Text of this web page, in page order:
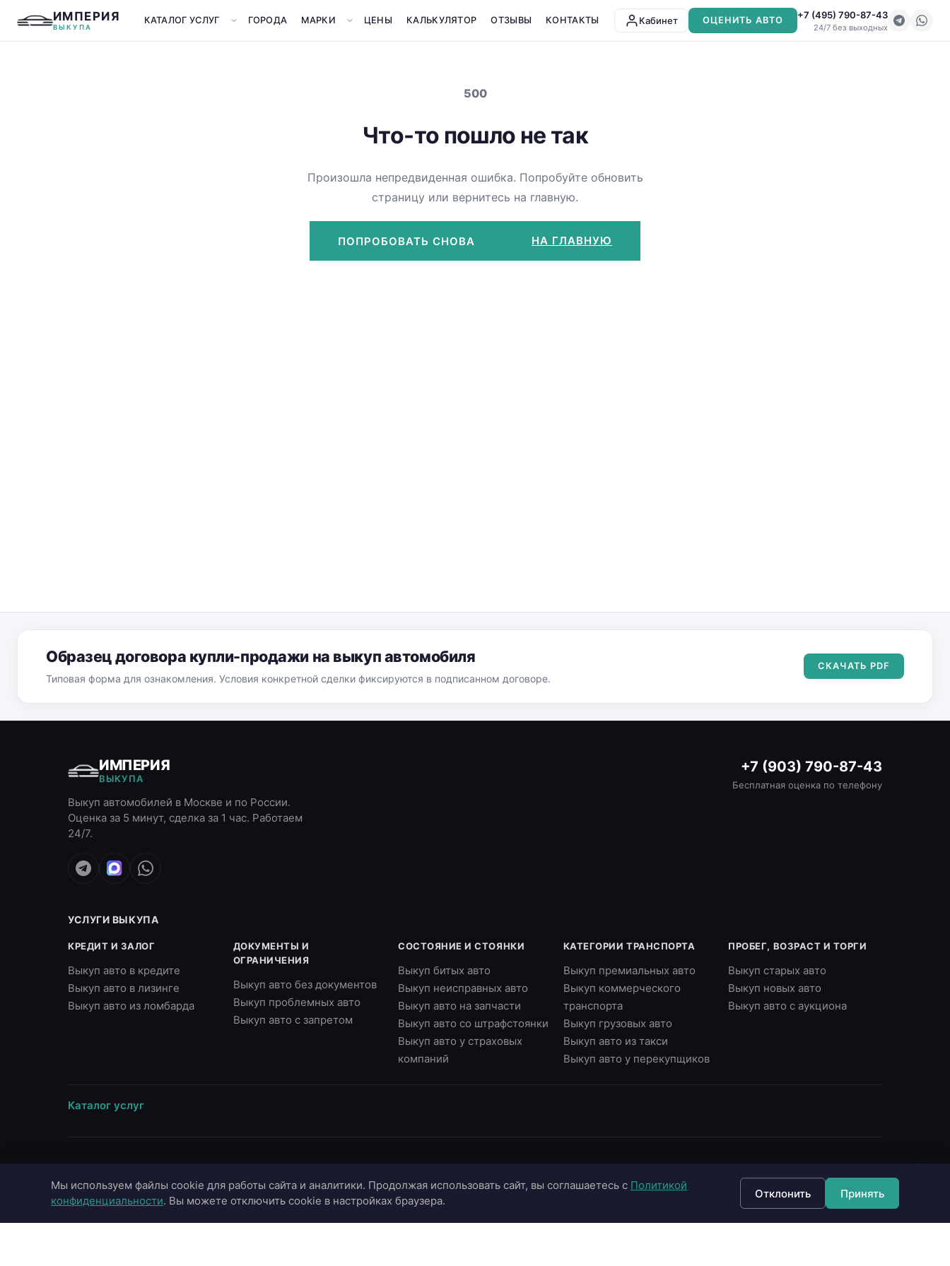
ИМПЕРИЯ
ВЫКУПА
КАТАЛОГ УСЛУГ ГОРОДА МАРКИ ЦЕНЫ КАЛЬКУЛЯТОР ОТЗЫВЫ КОНТАКТЫ Кабинет ОЦЕНИТЬ АВТО +7 (495) 790-87-43
24/7 без выходных
500
Что-то пошло не так
Произошла непредвиденная ошибка. Попробуйте обновить
страницу или вернитесь на главную.
ПОПРОБОВАТЬ СНОВА НА ГЛАВНУЮ
Образец договора купли-продажи на выкуп автомобиля
Типовая форма для ознакомления. Условия конкретной сделки фиксируются в подписанном договоре.
СКАЧАТЬ PDF
ИМПЕРИЯ
ВЫКУПА
Выкуп автомобилей в Москве и по России.
Оценка за 5 минут, сделка за 1 час. Работаем
24/7.
+7 (903) 790-87-43
Бесплатная оценка по телефону
УСЛУГИ ВЫКУПА
КРЕДИТ И ЗАЛОГ
Выкуп авто в кредите
Выкуп авто в лизинге
Выкуп авто из ломбарда
ДОКУМЕНТЫ И
ОГРАНИЧЕНИЯ
Выкуп авто без документов
Выкуп проблемных авто
Выкуп авто с запретом
СОСТОЯНИЕ И СТОЯНКИ
Выкуп битых авто
Выкуп неисправных авто
Выкуп авто на запчасти
Выкуп авто со штрафстоянки
Выкуп авто у страховых
компаний
КАТЕГОРИИ ТРАНСПОРТА
Выкуп премиальных авто
Выкуп коммерческого
транспорта
Выкуп грузовых авто
Выкуп авто из такси
Выкуп авто у перекупщиков
ПРОБЕГ, ВОЗРАСТ И ТОРГИ
Выкуп старых авто
Выкуп новых авто
Выкуп авто с аукциона
Каталог услуг
Москва
Московская область
Toyota
О компании
Портфолио
Страхование ОСАГО
+7 (495) 790-87-43
+7 (903) 790-87-43
Мы используем файлы cookie для работы сайта и аналитики. Продолжая использовать сайт, вы соглашаетесь с Политикой
конфиденциальности. Вы можете отключить cookie в настройках браузера.
Отклонить Принять